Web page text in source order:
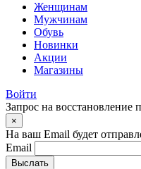
Женщинам
Мужчинам
Обувь
Новинки
Акции
Магазины
Войти
Запрос на восстановление
×
На ваш Email будет
Email
Выслать